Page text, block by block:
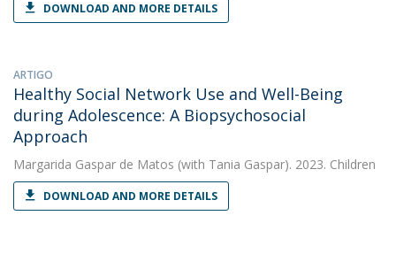
DOWNLOAD AND MORE DETAILS
ARTIGO
Healthy Social Network Use and Well-Being
during Adolescence: A Biopsychosocial
Approach
Margarida Gaspar de Matos (with Tania Gaspar). 2023. Children
DOWNLOAD AND MORE DETAILS